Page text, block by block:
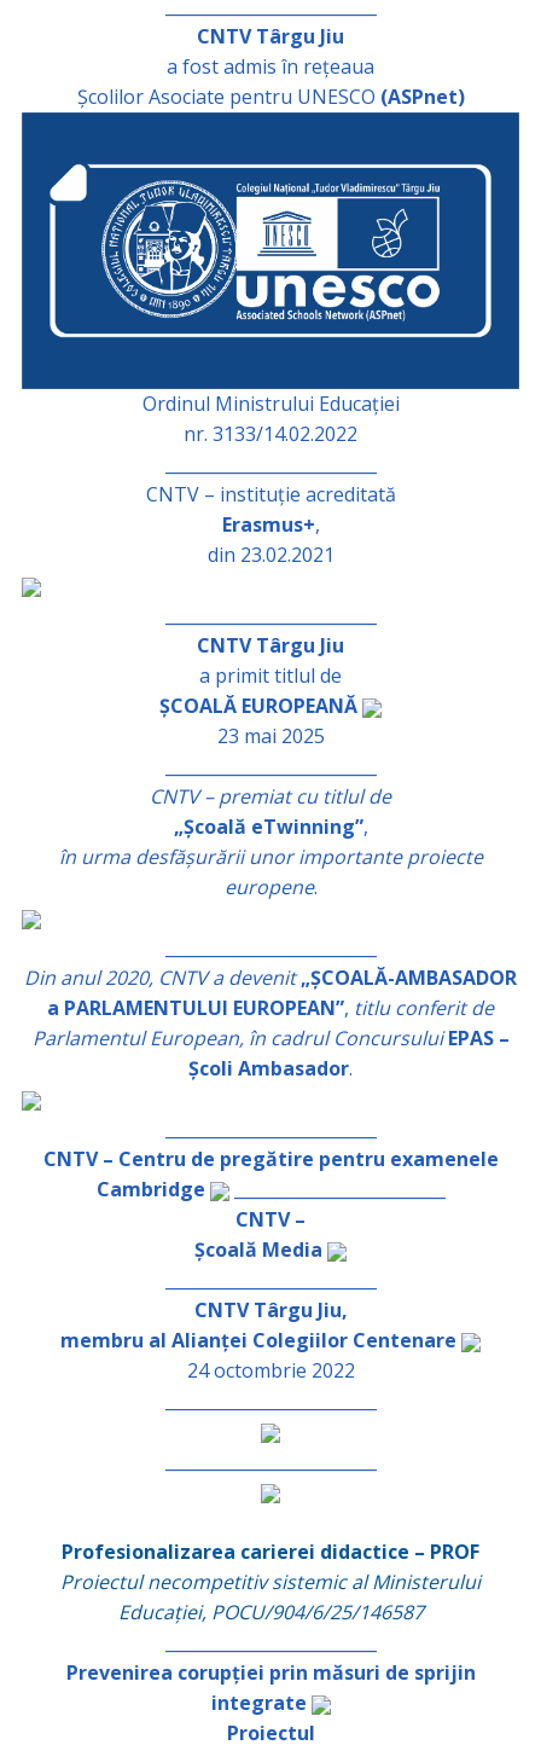
CNTV Târgu Jiu
a fost admis în rețeaua
Școlilor Asociate pentru UNESCO (ASPnet)
Ordinul Ministrului Educației
nr. 3133/14.02.2022
CNTV – instituție acreditată
Erasmus+,
din 23.02.2021
CNTV Târgu Jiu
a primit titlul de
ȘCOALĂ EUROPEANĂ
23 mai 2025
CNTV – premiat cu titlul de
„Școală eTwinning”,
în urma desfășurării unor importante proiecte
europene.
Din anul 2020, CNTV a devenit „ȘCOALĂ-AMBASADOR
a PARLAMENTULUI EUROPEAN”, titlu conferit de
Parlamentul European, în cadrul Concursului EPAS –
Școli Ambasador.
CNTV – Centru de pregătire pentru examenele
Cambridge
_________________________
CNTV –
Școală Media
CNTV Târgu Jiu,
membru al Alianței Colegiilor Centenare
24 octombrie 2022
Profesionalizarea carierei didactice – PROF
Proiectul necompetitiv sistemic al Ministerului
Educației, POCU/904/6/25/146587
Prevenirea corupției prin măsuri de sprijin
integrate
Proiectul